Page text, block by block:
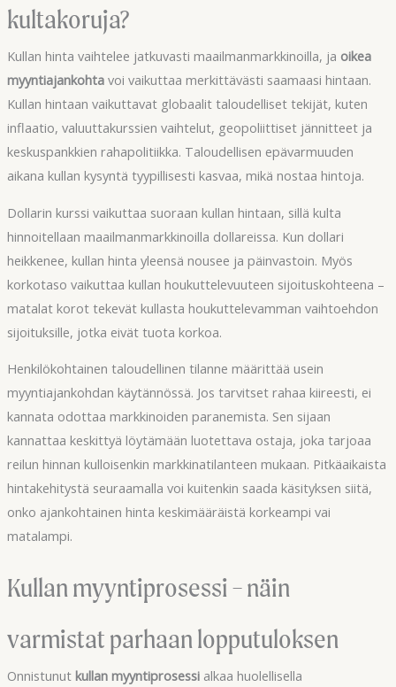
kultakoruja?
Kullan hinta vaihtelee jatkuvasti maailmanmarkkinoilla, ja oikea
myyntiajankohtavoi vaikuttaa merkittävästi saamaasi hintaan.
Kullan hintaan vaikuttavat globaalit taloudelliset tekijät, kuten
inflaatio, valuuttakurssien vaihtelut, geopoliittiset jännitteet ja
keskuspankkien rahapolitiikka. Taloudellisen epävarmuuden
aikana kullan kysyntä tyypillisesti kasvaa, mikä nostaa hintoja.
Dollarin kurssi vaikuttaa suoraan kullan hintaan, sillä kulta
hinnoitellaan maailmanmarkkinoilla dollareissa. Kun dollari
heikkenee, kullan hinta yleensä nousee ja päinvastoin. Myös
korkotaso vaikuttaa kullan houkuttelevuuteen sijoituskohteena –
matalat korot tekevät kullasta houkuttelevamman vaihtoehdon
sijoituksille, jotka eivät tuota korkoa.
Henkilökohtainen taloudellinen tilanne määrittää usein
myyntiajankohdan käytännössä. Jos tarvitset rahaa kiireesti, ei
kannata odottaa markkinoiden paranemista. Sen sijaan
kannattaa keskittyä löytämään luotettava ostaja, joka tarjoaa
reilun hinnan kulloisenkin markkinatilanteen mukaan. Pitkäaikaista
hintakehitystä seuraamalla voi kuitenkin saada käsityksen siitä,
onko ajankohtainen hinta keskimääräistä korkeampi vai
matalampi.
Kullan myyntiprosessi – näin
varmistat parhaan lopputuloksen
Onnistunut kullan myyntiprosessialkaa huolellisella